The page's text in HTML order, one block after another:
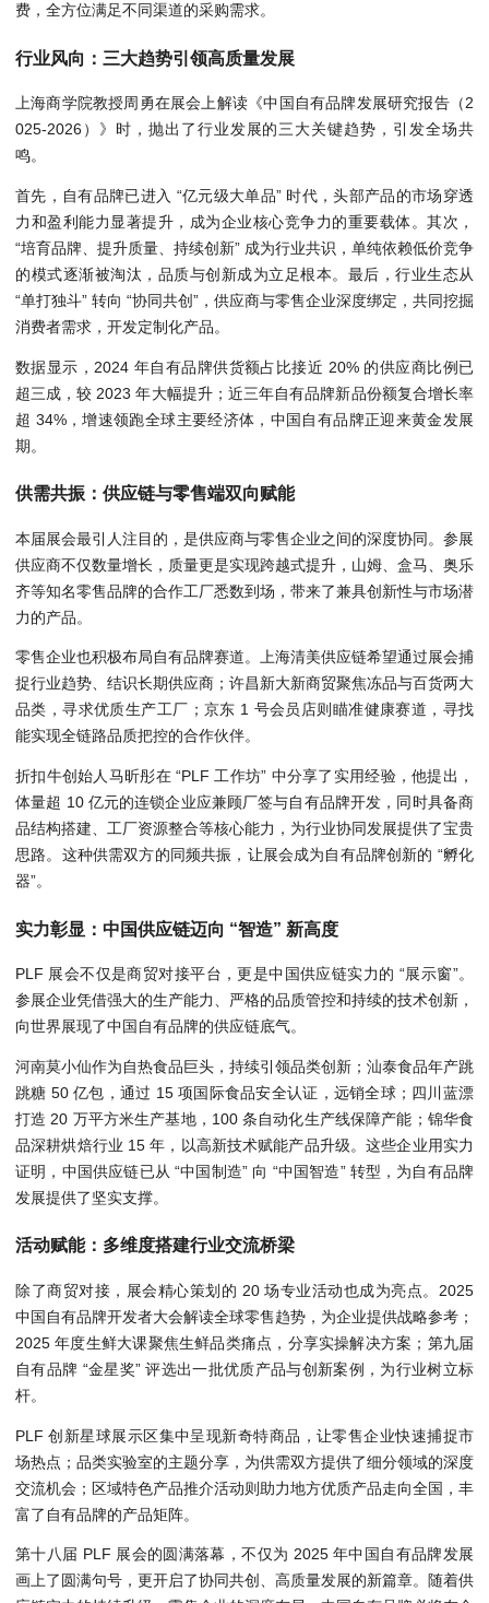
费，全方位满足不同渠道的采购需求。
行业风向：三大趋势引领高质量发展
上海商学院教授周勇在展会上解读《中国自有品牌发展研究报告（2
025-2026）》时，抛出了行业发展的三大关键趋势，引发全场共
鸣。
首先，自有品牌已进入 “亿元级大单品” 时代，头部产品的市场穿透
力和盈利能力显著提升，成为企业核心竞争力的重要载体。其次，
“培育品牌、提升质量、持续创新” 成为行业共识，单纯依赖低价竞争
的模式逐渐被淘汰，品质与创新成为立足根本。最后，行业生态从
“单打独斗” 转向 “协同共创”，供应商与零售企业深度绑定，共同挖掘
消费者需求，开发定制化产品。
数据显示，2024 年自有品牌供货额占比接近 20% 的供应商比例已
超三成，较 2023 年大幅提升；近三年自有品牌新品份额复合增长率
超 34%，增速领跑全球主要经济体，中国自有品牌正迎来黄金发展
期。
供需共振：供应链与零售端双向赋能
本届展会最引人注目的，是供应商与零售企业之间的深度协同。参展
供应商不仅数量增长，质量更是实现跨越式提升，山姆、盒马、奥乐
齐等知名零售品牌的合作工厂悉数到场，带来了兼具创新性与市场潜
力的产品。
零售企业也积极布局自有品牌赛道。上海清美供应链希望通过展会捕
捉行业趋势、结识长期供应商；许昌新大新商贸聚焦冻品与百货两大
品类，寻求优质生产工厂；京东 1 号会员店则瞄准健康赛道，寻找
能实现全链路品质把控的合作伙伴。
折扣牛创始人马昕彤在 “PLF 工作坊” 中分享了实用经验，他提出，
体量超 10 亿元的连锁企业应兼顾厂签与自有品牌开发，同时具备商
品结构搭建、工厂资源整合等核心能力，为行业协同发展提供了宝贵
思路。这种供需双方的同频共振，让展会成为自有品牌创新的 “孵化
器”。
实力彰显：中国供应链迈向 “智造” 新高度
PLF 展会不仅是商贸对接平台，更是中国供应链实力的 “展示窗”。
参展企业凭借强大的生产能力、严格的品质管控和持续的技术创新，
向世界展现了中国自有品牌的供应链底气。
河南莫小仙作为自热食品巨头，持续引领品类创新；汕泰食品年产跳
跳糖 50 亿包，通过 15 项国际食品安全认证，远销全球；四川蓝漂
打造 20 万平方米生产基地，100 条自动化生产线保障产能；锦华食
品深耕烘焙行业 15 年，以高新技术赋能产品升级。这些企业用实力
证明，中国供应链已从 “中国制造” 向 “中国智造” 转型，为自有品牌
发展提供了坚实支撑。
活动赋能：多维度搭建行业交流桥梁
除了商贸对接，展会精心策划的 20 场专业活动也成为亮点。2025
中国自有品牌开发者大会解读全球零售趋势，为企业提供战略参考；
2025 年度生鲜大课聚焦生鲜品类痛点，分享实操解决方案；第九届
自有品牌 “金星奖” 评选出一批优质产品与创新案例，为行业树立标
杆。
PLF 创新星球展示区集中呈现新奇特商品，让零售企业快速捕捉市
场热点；品类实验室的主题分享，为供需双方提供了细分领域的深度
交流机会；区域特色产品推介活动则助力地方优质产品走向全国，丰
富了自有品牌的产品矩阵。
第十八届 PLF 展会的圆满落幕，不仅为 2025 年中国自有品牌发展
画上了圆满句号，更开启了协同共创、高质量发展的新篇章。随着供